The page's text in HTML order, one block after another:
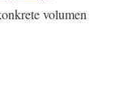
volumen